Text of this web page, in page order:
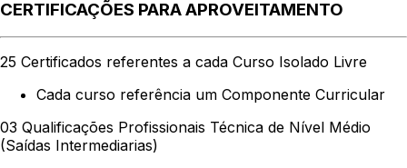
CERTIFICAÇÕES PARA APROVEITAMENTO
25 Certificados referentes a cada Curso Isolado Livre
Cada curso referência um Componente Curricular
03 Qualificações Profissionais Técnica de Nível Médio
(Saídas Intermediarias)